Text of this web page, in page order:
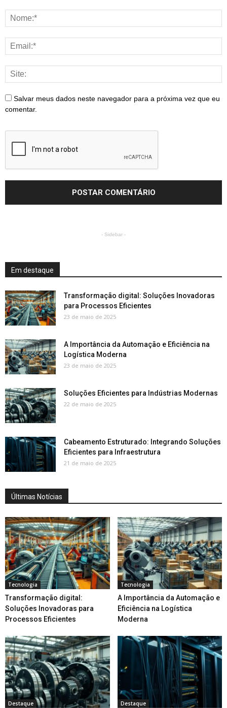
Salvar meus dados neste navegador para a próxima vez que eu
comentar.
- Sidebar -
Em destaque
Transformação digital: Soluções Inovadoras
para Processos Eficientes
23 de maio de 2025
A Importância da Automação e Eficiência na
Logística Moderna
23 de maio de 2025
Soluções Eficientes para Indústrias Modernas
22 de maio de 2025
Cabeamento Estruturado: Integrando Soluções
Eficientes para Infraestrutura
21 de maio de 2025
Últimas Notícias
Tecnologia
Transformação digital:
Soluções Inovadoras para
Processos Eficientes
Tecnologia
A Importância da Automação e
Eficiência na Logística
Moderna
Destaque Destaque